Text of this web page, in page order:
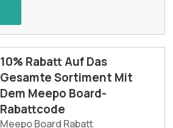
10% Rabatt Auf Das
Gesamte Sortiment Mit
Dem Meepo Board-
Rabattcode
Meepo Board Rabatt